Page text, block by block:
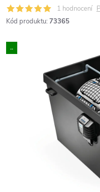
1 hodnocení
Kód produktu: 73365
..